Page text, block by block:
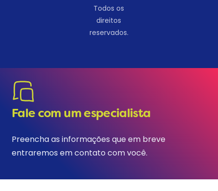
Todos os
direitos
reservados.
Fale com um especialista
Preencha as informações que em breve
entraremos em contato com você.